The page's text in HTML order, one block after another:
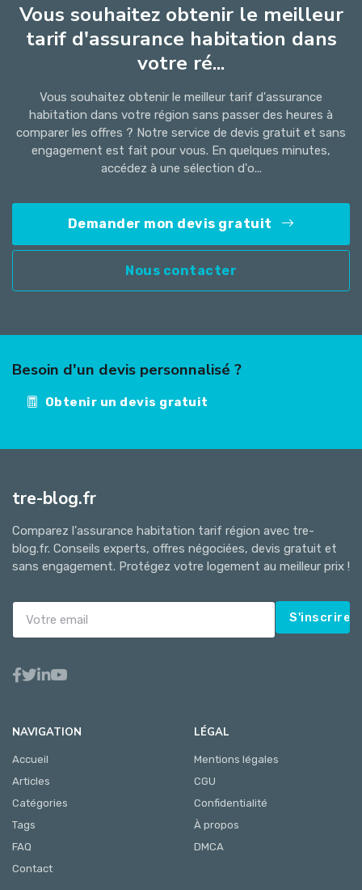
Vous souhaitez obtenir le meilleur
tarif d'assurance habitation dans
votre ré...
Vous souhaitez obtenir le meilleur tarif d'assurance
habitation dans votre région sans passer des heures à
comparer les offres ? Notre service de devis gratuit et sans
engagement est fait pour vous. En quelques minutes,
accédez à une sélection d'o...
Demander mon devis gratuit
Nous contacter
Besoin d'un devis personnalisé ?
Obtenir un devis gratuit
tre-blog.fr
Comparez l'assurance habitation tarif région avec tre-
blog.fr. Conseils experts, offres négociées, devis gratuit et
sans engagement. Protégez votre logement au meilleur prix !
S'inscrire
NAVIGATION
Accueil
Articles
Catégories
Tags
FAQ
Contact
LÉGAL
Mentions légales
CGU
Confidentialité
À propos
DMCA